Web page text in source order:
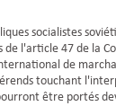
socialistes
de l'article 47 de la
de
touchant
être portés